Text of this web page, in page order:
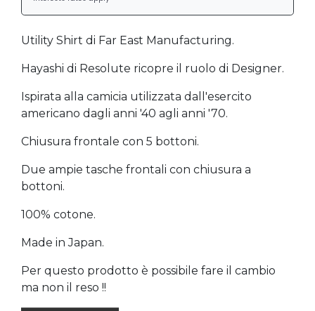
Utility Shirt di Far East Manufacturing.
Hayashi di Resolute ricopre il ruolo di Designer.
Ispirata alla camicia utilizzata dall'esercito
americano dagli anni '40 agli anni '70.
Chiusura frontale con 5 bottoni.
Due ampie tasche frontali con chiusura a
bottoni.
100% cotone.
Made in Japan.
Per questo prodotto è possibile fare il cambio
ma non il reso !!